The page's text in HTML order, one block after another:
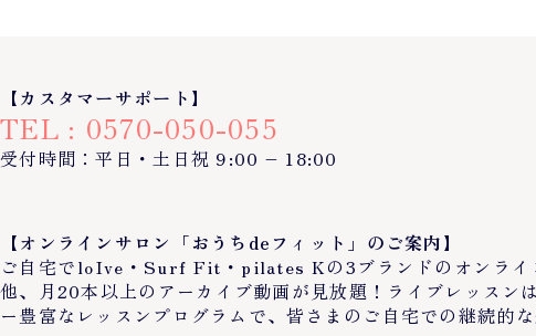
【カスタマーサポート】
TEL : 0570-050-055
受付時間：平日・土日祝 9:00 – 18:00
【オンラインサロン「おうちdeフィット」のご案内】
ご自宅でloIve・Surf Fit・pilates Kの3ブランドのオンライ
他、月20本以上のアーカイブ動画が見放題！ライブレッスン
ー豊富なレッスンプログラムで、皆さまのご自宅での継続的